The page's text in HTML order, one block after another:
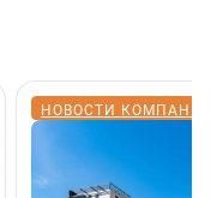
НОВОСТИ